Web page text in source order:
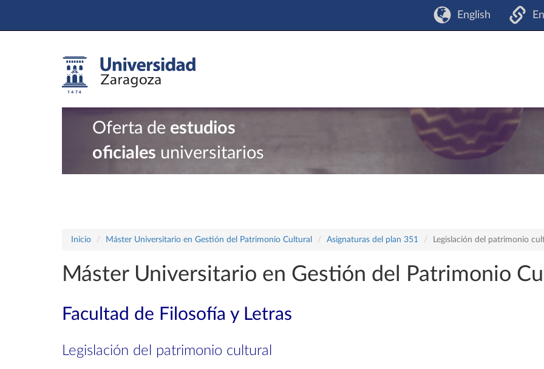
English
Oferta de estudios
oficiales universitarios
Inicio Máster Universitario en Gestión del Patrimonio Cultural Asignaturas del plan 351 Legislación del patrimonio
Máster Universitario en Gestión del Patrimonio
Facultad de Filosofía y Letras
Legislación del patrimonio cultural